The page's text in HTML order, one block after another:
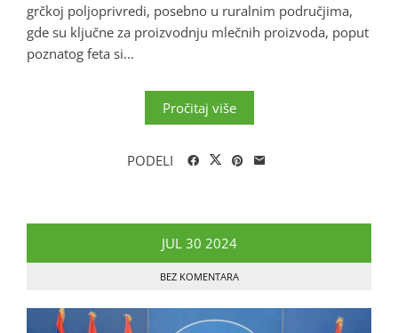
grčkoj poljoprivredi, posebno u ruralnim područjima,
gde su ključne za proizvodnju mlečnih proizvoda, poput
poznatog feta si...
Pročitaj više
PODELI
JUL 30 2024
BEZ KOMENTARA